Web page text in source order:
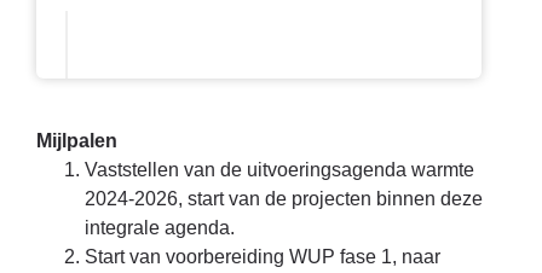
Mijlpalen
Vaststellen van de uitvoeringsagenda warmte
2024-2026, start van de projecten binnen deze
integrale agenda.
Start van voorbereiding WUP fase 1, naar